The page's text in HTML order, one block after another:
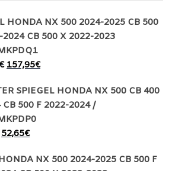
HONDA NX 500 2024-2025 CB 500
2024 CB 500 X 2022-2023
157,95€
SPIEGEL HONDA NX 500 CB 400
CB 500 F 2022-2024 /
52,65€
NX 500 2024-2025 CB 500 F